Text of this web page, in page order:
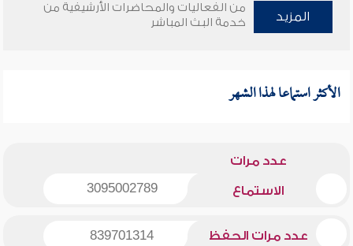
المزيد
من الفعاليات والمحاضرات الأرشيفية من
خدمة البث المباشر
الأكثر استماعا لهذا الشهر
عدد مرات
الاستماع 3095002789
عدد مرات الحفظ 839701314